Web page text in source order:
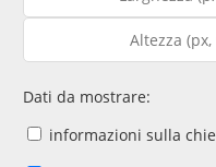
Dati da mostrare:
informazioni sulla